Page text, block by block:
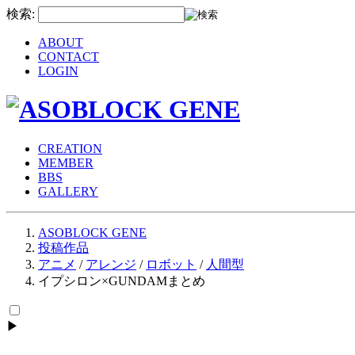
検索:
ABOUT
CONTACT
LOGIN
CREATION
MEMBER
BBS
GALLERY
ASOBLOCK GENE
投稿作品
アニメ / アレンジ / ロボット / 人間型
イプシロン×GUNDAMまとめ
▶